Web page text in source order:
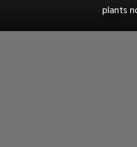
plants